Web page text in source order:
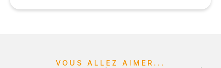
VOUS ALLEZ AIMER...